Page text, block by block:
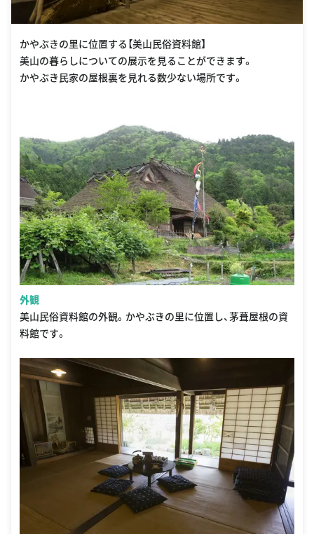
かやぶきの里に位置する【美山民俗資料館】
美山の暮らしについての展示を見ることができます。
かやぶき民家の屋根裏を見れる数少ない場所です。
外観
美山民俗資料館の外観。かやぶきの里に位置し、茅葺屋根の資
料館です。